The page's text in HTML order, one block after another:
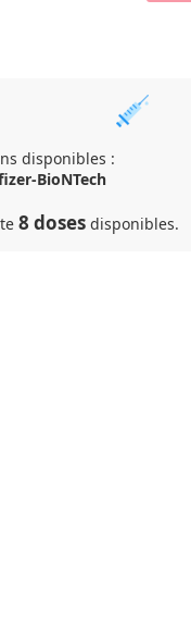
disponibles :
BioNTech
8 dosesdisponibles.